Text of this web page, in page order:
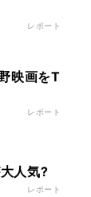
レポート
映画をT
レポート
人気?
レポート